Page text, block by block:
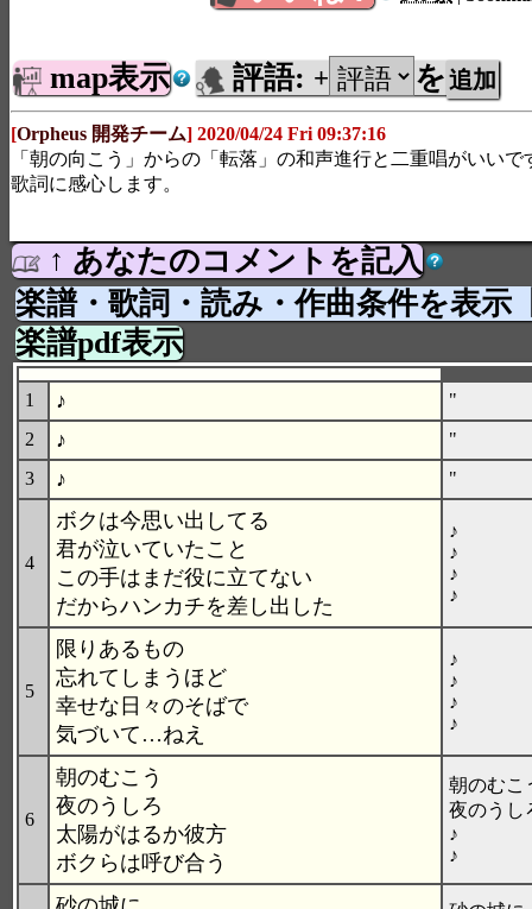
map表示 評語: + を
[Orpheus 開発チーム] 2020/04/24 Fri 09:37:16
「朝の向こう」からの「転落」の和声進行と二重唱がいい
歌詞に感心します。
↑ あなたのコメントを記入
楽譜・歌詞・読み・作曲条件を表示
楽譜pdf表示
1 ♪
"
2
♪
"
3
♪ "
4
ボクは今思い出してる
君が泣いていたこと
この手はまだ役に立てない
だからハンカチを差し出した
♪
♪
♪
♪
5
限りあるもの
忘れてしまうほど
幸せな日々のそばで
気づいて…ねえ
♪
♪
♪
♪
6
朝のむこう
夜のうしろ
太陽がはるか彼方
ボクらは呼び合う
朝のむ
夜のうし
♪
♪